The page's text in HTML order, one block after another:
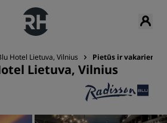
Hotel Lietuva, Vilnius Pietūs ir vakarienė
Lietuva, Vilnius